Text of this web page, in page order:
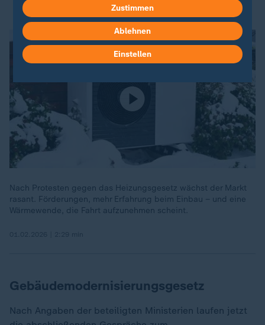
Nach Protesten gegen das Heizungsgesetz wächst der Markt
rasant. Förderungen, mehr Erfahrung beim Einbau – und eine
Wärmewende, die Fahrt aufzunehmen scheint.
Gebäudemodernisierungsgesetz
Nach Angaben der beteiligten Ministerien laufen jetzt
Zustimmen
Ablehnen
Einstellen